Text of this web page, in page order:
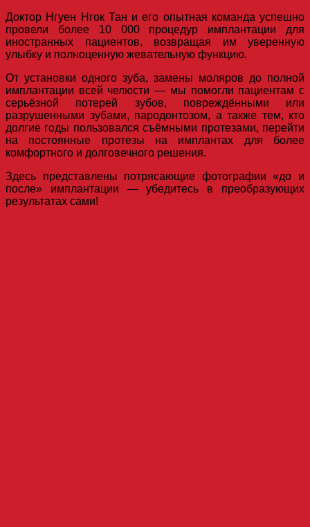
Доктор Нгуен Нгок Тан и его опытная команда успешно
провели более 10 000 процедур имплантации для
иностранных пациентов, возвращая им уверенную
улыбку и полноценную жевательную функцию.
От установки одного зуба, замены моляров до полной
имплантации всей челюсти — мы помогли пациентам с
серьёзной потерей зубов, повреждёнными или
разрушенными зубами, пародонтозом, а также тем, кто
долгие годы пользовался съёмными протезами, перейти
на постоянные протезы на имплантах для более
комфортного и долговечного решения.
Здесь представлены потрясающие фотографии «до и
после» имплантации — убедитесь в преобразующих
результатах сами!